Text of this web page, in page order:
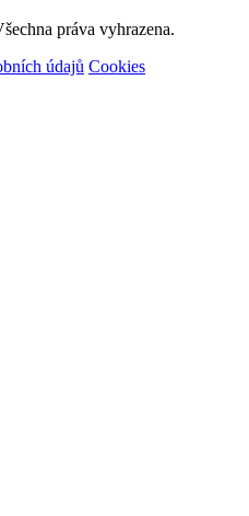
práva vyhrazena.
údajů Cookies